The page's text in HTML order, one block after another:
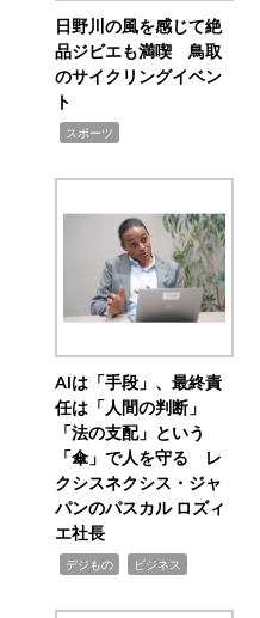
日野川の風を感じて絶
品ジビエも満喫 鳥取
のサイクリングイベン
ト
スポーツ
AIは「手段」、最終責
任は「人間の判断」
「法の支配」という
「傘」で人を守る レ
クシスネクシス・ジャ
パンのパスカル ロズィ
エ社長
デジもの ビジネス